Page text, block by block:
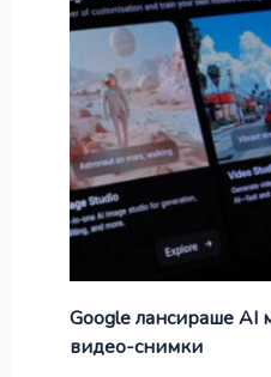
Google лансираше AI
видео-снимки